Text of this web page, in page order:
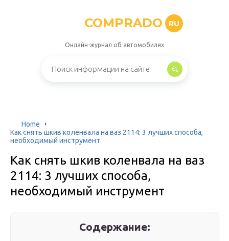
COMPRADO RU
Онлайн-журнал об автомобилях
Home
Как снять шкив коленвала на ваз 2114: 3 лучших способа,
необходимый инструмент
Как снять шкив коленвала на ваз
2114: 3 лучших способа,
необходимый инструмент
Содержание: